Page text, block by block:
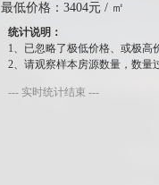
最低价格： 3404元 / ㎡
统计说明：
1、已忽略了极低价格、或极高
2、请观察样本房源数量，数量
--- 实时统计结束 ---